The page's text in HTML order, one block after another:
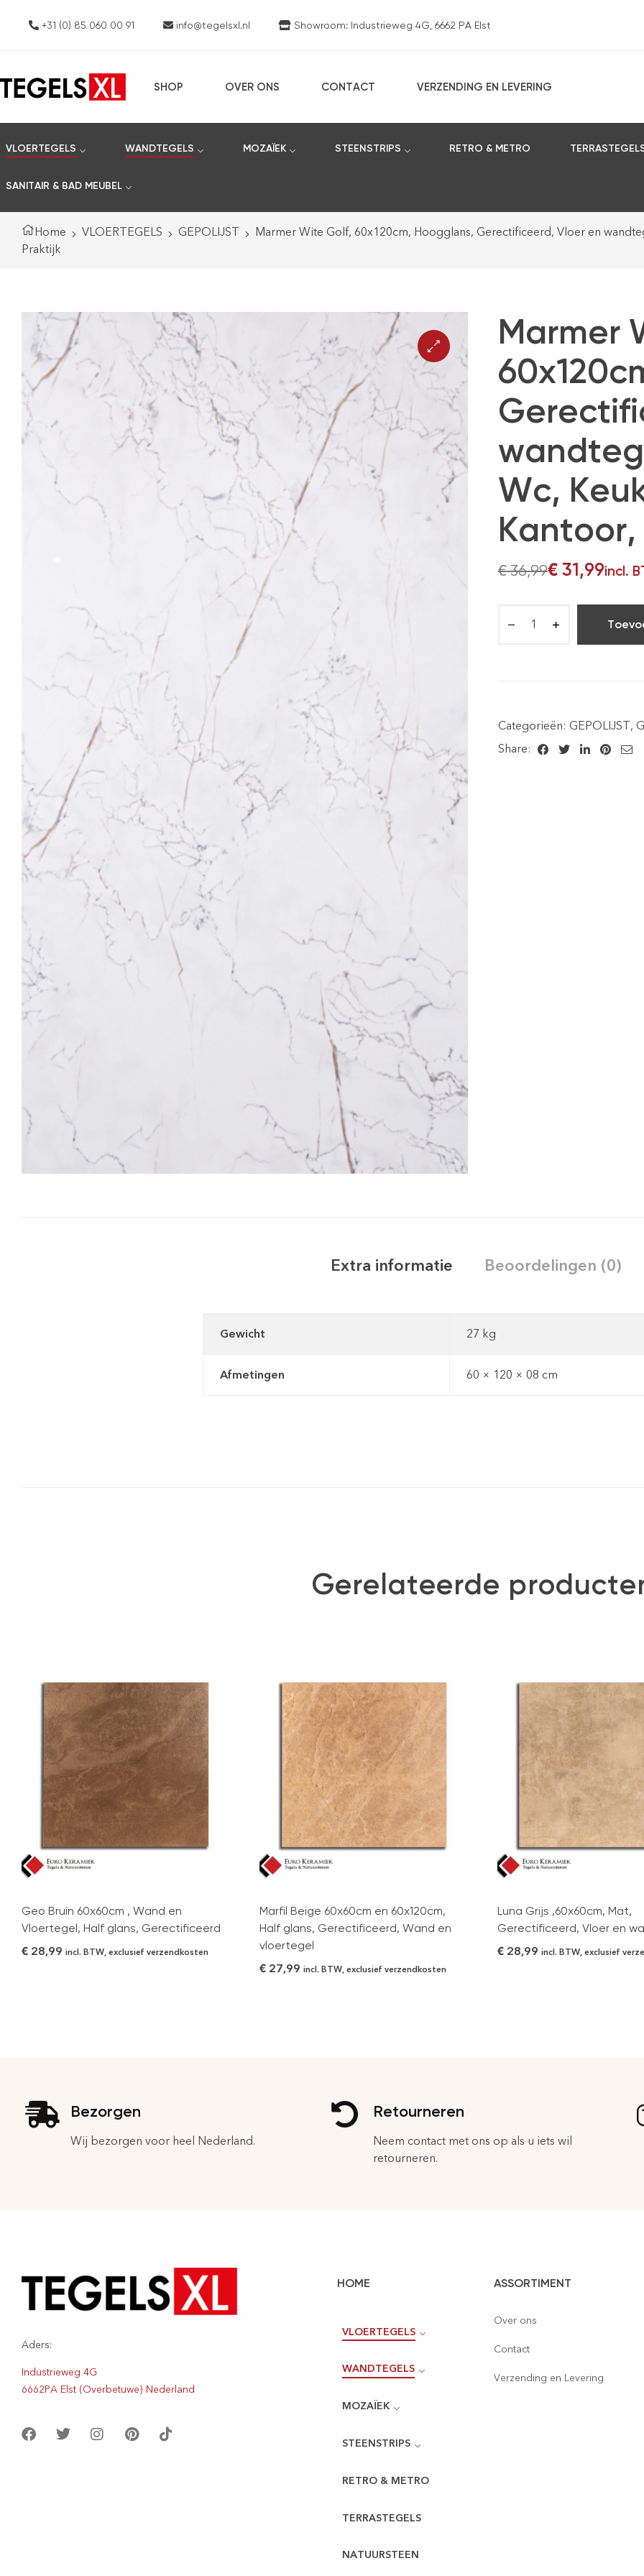
+31 (0) 85 060 00 91 info@tegelsxl.nl Showroom: Industrieweg 4G, 6662 PA Elst
SHOP OVER ONS CONTACT VERZENDING EN LEVERING
VLOERTEGELS WANDTEGELS MOZAÏEK STEENSTRIPS RETRO & METRO
SANITAIR & BAD MEUBEL
Home VLOERTEGELS GEPOLIJST
Marmer Wite Golf, 60x120cm, Hoogglans, Gerectificeerd, Vloer en
Praktijk
Marmer
Wc,
€36,99€31,99incl.
Categorieën: GEPOLIJST,
Share:
Extra informatie Beoordelingen (0)
Gewicht 27 kg
Afmetingen 60 × 120 × 08 cm
Gerelateerde
Geo Bruin 60x60cm , Wand en
Vloertegel, Half glans, Gerectificeerd
€ 28,99 incl. BTW, exclusief verzendkosten
Marfil Beige 60x60cm en 60x120cm,
Half glans, Gerectificeerd, Wand en
vloertegel
€ 27,99 incl. BTW, exclusief verzendkosten
Luna Grijs ,60x60cm, Mat,
Gerectificeerd, Vloer en
€ 28,99 incl. BTW, exclusief
Bezorgen
Wij bezorgen voor heel Nederland.
Retourneren
Neem contact met ons op als u iets wil
retourneren.
Aders:
Industrieweg 4G
6662PA Elst (Overbetuwe) Nederland
HOME
VLOERTEGELS
WANDTEGELS
MOZAÏEK
STEENSTRIPS
RETRO & METRO
TERRASTEGELS
NATUURSTEEN
ASSORTIMENT
Over ons
Contact
Verzending en Levering